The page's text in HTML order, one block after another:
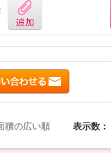
積の広い順 表示数：